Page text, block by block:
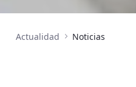
Actualidad Noticias